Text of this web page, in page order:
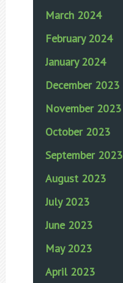
March 2024
February 2024
January 2024
December 2023
November 2023
October 2023
September 2023
August 2023
July 2023
June 2023
May 2023
April 2023